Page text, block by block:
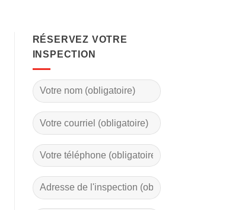
RÉSERVEZ VOTRE
INSPECTION